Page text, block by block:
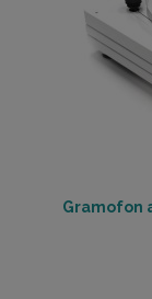
Gramofon